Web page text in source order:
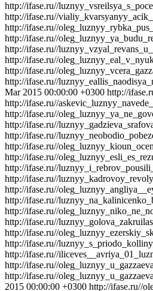
http://ifase.ru//
http://ifase.ru//
http://ifase.ru//
http://ifase.ru//
http://ifase.ru//
http://ifase.ru//
http://ifase.ru//
http://ifase.ru//
Mar 2015 00:00:00 +0300 http://
http://ifase.ru//
http://ifase.ru//
http://ifase.ru//
http://ifase.ru//
http://ifase.ru//
http://ifase.ru//
http://ifase.ru//
http://ifase.ru//
http://ifase.ru//
http://ifase.ru//
http://ifase.ru//
http://ifase.ru//
http://ifase.ru//
http://ifase.ru//
http://ifase.ru//
http://ifase.ru//
http://ifase.ru//
2015 00:00:00 +0300 http://ifase.ru//